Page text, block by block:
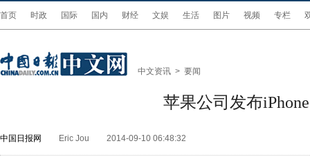
首页 时政 国际 国内 财经 文娱 生活 图片 视频 专栏
中文资讯 > 要闻
苹果公司发布
中国日报网 Eric Jou 2014-09-10 06:48:32